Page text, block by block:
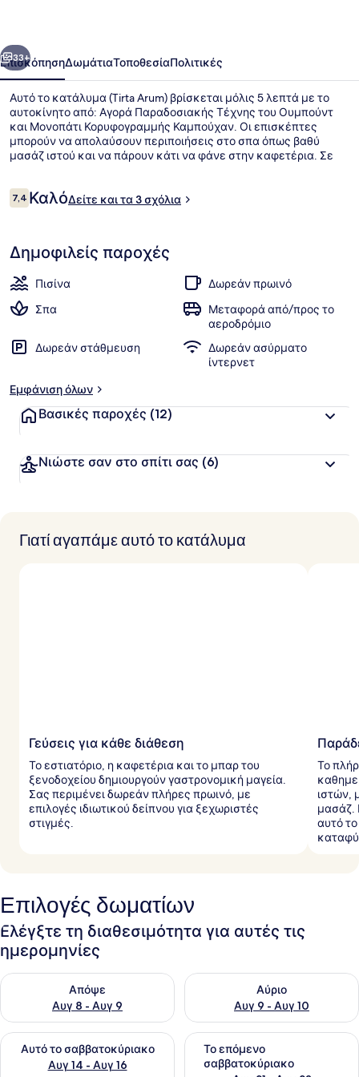
Επόμενο
33+
ΕπισκόπησηΔωμάτιαΤοποθεσίαΠολιτικές
Αυτό το κατάλυμα (Tirta Arum) βρίσκεται μόλις 5 λεπτά με το
αυτοκίνητο από: Αγορά Παραδοσιακής Τέχνης του Ουμπούντ
και Μονοπάτι Κορυφογραμμής Καμπούχαν. Οι επισκέπτες
μπορούν να απολαύσουν περιποιήσεις στο σπα όπως βαθύ
μασάζ ιστού και να πάρουν κάτι να φάνε στην καφετέρια. Σε
ντελικατέσεν.
Σχόλια
7,47,4 στα 10
ΚαλόΔείτε και τα 3 σχόλια
Δημοφιλείς παροχές
Πισίνα
Δωρεάν πρωινό
Σπα
Μεταφορά από/προς το
αεροδρόμιο
Δωρεάν στάθμευση
Δωρεάν ασύρματο
ίντερνετ
Εμφάνιση όλων
Βασικές παροχές (12)
Νιώστε σαν στο σπίτι σας (6)
Γιατί αγαπάμε αυτό το κατάλυμα
Γεύσεις για κάθε διάθεση
Το εστιατόριο, η καφετέρια και το μπαρ του
ξενοδοχείου δημιουργούν γαστρονομική μαγεία.
Σας περιμένει δωρεάν πλήρες πρωινό, με
επιλογές ιδιωτικού δείπνου για ξεχωριστές
στιγμές.
Το
ιστών,
μασάζ.
αυτό
Επιλογές δωματίων
Ελέγξτε τη διαθεσιμότητα για αυτές τις
ημερομηνίες
Απόψε
Αυγ 8 - Αυγ 9
Έλεγχος διαθεσιμότητας για απόψε Αυγ 8 - Αυγ 9
Αύριο
Αυγ 9 - Αυγ 10
Έλεγχος διαθεσιμότητας
Αυτό το σαββατοκύριακο
Αυγ 14 - Αυγ 16
Έλεγχος διαθεσιμότητας για αυτό το σαββατοκύριακο Αυγ
Το επόμενο
σαββατοκύριακο
Έλεγχος διαθεσιμότητας